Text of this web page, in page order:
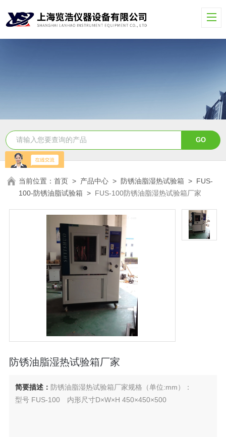
当前位置：首页 > 产品中心 > 防锈油脂湿热试验箱 > FUS-
100-防锈油脂试验箱 > FUS-100防锈油脂湿热试验箱厂家
防锈油脂湿热试验箱厂家
简要描述： 防锈油脂湿热试验箱厂家规格（单位:mm）：
型号 FUS-100 内形尺寸D×W×H 450×450×500